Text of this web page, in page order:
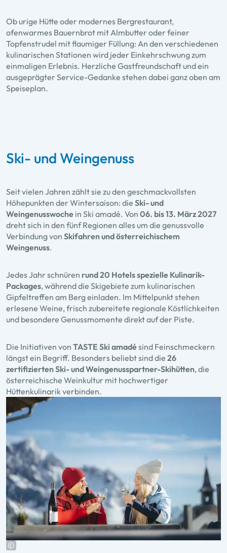
Ob urige Hütte oder modernes Bergrestaurant,
ofenwarmes Bauernbrot mit Almbutter oder feiner
Topfenstrudel mit flaumiger Füllung: An den verschiedenen
kulinarischen Stationen wird jeder Einkehrschwung zum
einmaligen Erlebnis. Herzliche Gastfreundschaft und ein
ausgeprägter Service-Gedanke stehen dabei ganz oben am
Speiseplan.
Ski- und Weingenuss
Seit vielen Jahren zählt sie zu den geschmackvollsten
Höhepunkten der Wintersaison: die Ski- und
Weingenusswoche in Ski amadé. Von 06. bis 13. März 2027
dreht sich in den fünf Regionen alles um die genussvolle
Verbindung von Skifahren und österreichischem
Weingenuss.
Jedes Jahr schnüren rund 20 Hotels spezielle Kulinarik-
Packages, während die Skigebiete zum kulinarischen
Gipfeltreffen am Berg einladen. Im Mittelpunkt stehen
erlesene Weine, frisch zubereitete regionale Köstlichkeiten
und besondere Genussmomente direkt auf der Piste.
Die Initiativen von TASTE Ski amadésind Feinschmeckern
längst ein Begriff. Besonders beliebt sind die 26
zertifizierten Ski- und Weingenusspartner-Skihütten, die
österreichische Weinkultur mit hochwertiger
Hüttenkulinarik verbinden.